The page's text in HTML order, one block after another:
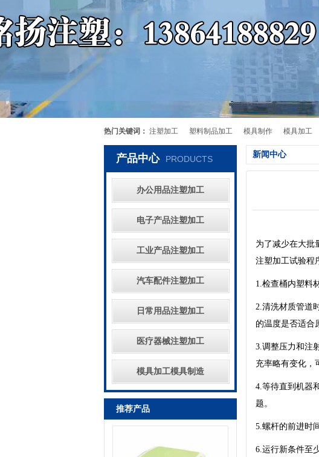
热门关键词： 注塑加工 塑料制品加工 模具制作 模具加工
产品中心 PRODUCTS
办公用品注塑加工
电子产品注塑加工
工业产品注塑加工
汽车配件注塑加工
日常用品注塑加工
医疗器械注塑加工
模具加工模具制造
推荐产品
新闻中心
为了减少在大批
注塑加工试验程
1.检查桶内塑料
2.清洗材质管道
的温度是否适合
3.调整压力和注
充率略有变化，
4.等待直到机器
题。
5.螺杆的前进时
6.运行新条件至